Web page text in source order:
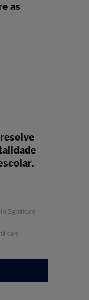
as
Significare